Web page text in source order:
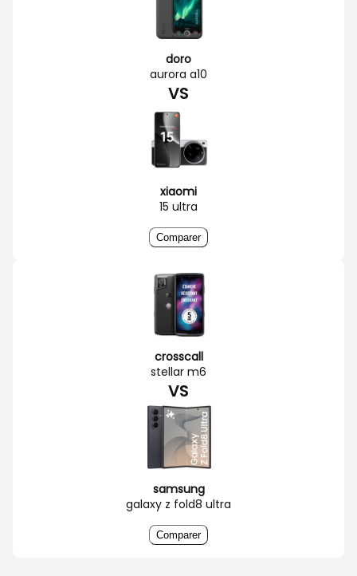
doro
aurora a10
VS
xiaomi
15 ultra
Comparer
crosscall
stellar m6
VS
samsung
galaxy z fold8 ultra
Comparer